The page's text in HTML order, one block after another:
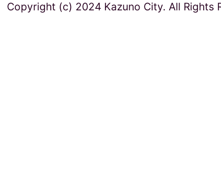
Copyright (c) 2024 Kazuno City. All Rights